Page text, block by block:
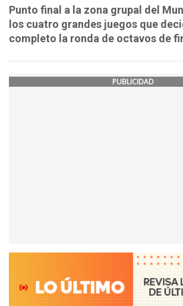
Punto final a la zona grupal del
los cuatro grandes juegos que
completo la ronda de octavos de
PUBLICIDAD